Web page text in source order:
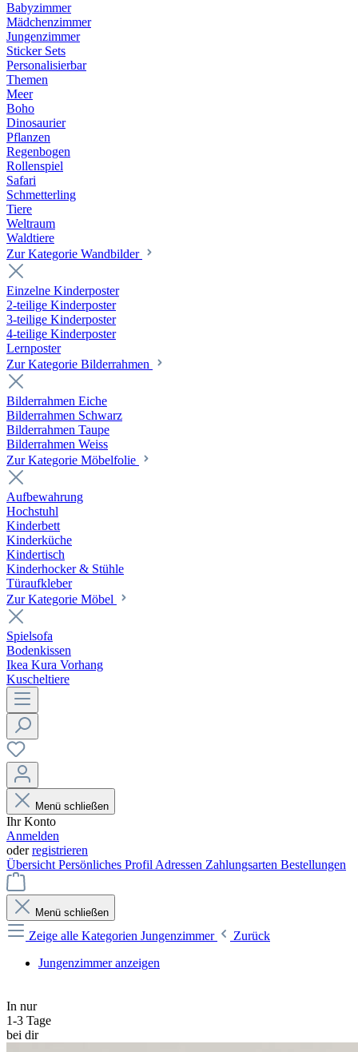
Babyzimmer
Mädchenzimmer
Jungenzimmer
Sticker Sets
Personalisierbar
Themen
Meer
Boho
Dinosaurier
Pflanzen
Regenbogen
Rollenspiel
Safari
Schmetterling
Tiere
Weltraum
Waldtiere
Zur Kategorie Wandbilder
Einzelne Kinderposter
2-teilige Kinderposter
3-teilige Kinderposter
4-teilige Kinderposter
Lernposter
Zur Kategorie Bilderrahmen
Bilderrahmen Eiche
Bilderrahmen Schwarz
Bilderrahmen Taupe
Bilderrahmen Weiss
Zur Kategorie Möbelfolie
Aufbewahrung
Hochstuhl
Kinderbett
Kinderküche
Kindertisch
Kinderhocker & Stühle
Türaufkleber
Zur Kategorie Möbel
Spielsofa
Bodenkissen
Ikea Kura Vorhang
Kuscheltiere
Menü schließen
Ihr Konto
Anmelden
oderregistrieren
Übersicht Persönliches Profil Adressen Zahlungsarten Bestellungen
Menü schließen
Zeige alle Kategorien Jungenzimmer
Zurück
Jungenzimmer anzeigen
In nur
1-3 Tage
bei dir